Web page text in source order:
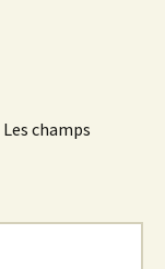
Les champs